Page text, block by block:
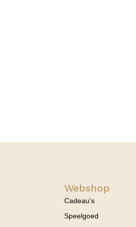
Webshop
Cadeau's
Speelgoed